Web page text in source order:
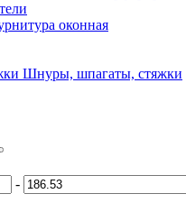
оконная
Шнуры, шпагаты, стяжки
-